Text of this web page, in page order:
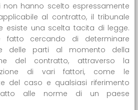
non hanno scelto espressamente
al contratto, il tribunale
esiste una scelta tacita di legge.
fatto cercando di determinare
delle parti al momento della
del contratto, attraverso la
di vari fattori, come le
del caso e qualsiasi riferimento
alle norme di un paese